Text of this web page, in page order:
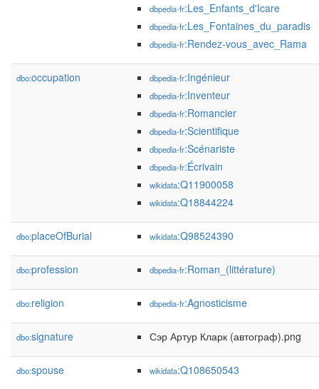
dbpedia-fr:Les_Enfants_d'Icare
dbpedia-fr:Les_Fontaines_du_paradis
dbpedia-fr:Rendez-vous_avec_Rama
dbo:occupation dbpedia-fr:Ingénieur
dbpedia-fr:Inventeur
dbpedia-fr:Romancier
dbpedia-fr:Scientifique
dbpedia-fr:Scénariste
dbpedia-fr:Écrivain
wikidata:Q11900058
wikidata:Q18844224
dbo:placeOfBurial wikidata:Q98524390
dbo:profession dbpedia-fr:Roman_(littérature)
dbo:religion dbpedia-fr:Agnosticisme
dbo:signature Сэр Артур Кларк (автограф).png
dbo:spouse wikidata:Q108650543